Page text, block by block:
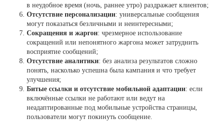
в неудобное время (ночь, раннее утро) раздражает клиентов;
Отсутствие персонализации: универсальные сообщения
могут показаться безличными и неинтересными;
Сокращения и жаргон: чрезмерное использование
сокращений или непонятного жаргона может затруднить
восприятие сообщений;
Отсутствие аналитики: без анализа результатов сложно
понять, насколько успешна была кампания и что требует
улучшения;
Битые ссылки и отсутствие мобильной адаптации: если
включённые ссылки не работают или ведут на
неадаптированные под мобильные устройства страницы,
пользователи могут покинуть сообщение.